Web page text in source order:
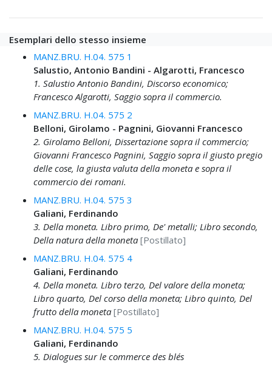
Esemplari dello stesso insieme
MANZ.BRU. H.04. 575 1
Salustio, Antonio Bandini - Algarotti, Francesco
1. Salustio Antonio Bandini, Discorso economico;
Francesco Algarotti, Saggio sopra il commercio.
MANZ.BRU. H.04. 575 2
Belloni, Girolamo - Pagnini, Giovanni Francesco
2. Girolamo Belloni, Dissertazione sopra il commercio;
Giovanni Francesco Pagnini, Saggio sopra il giusto pregio
delle cose, la giusta valuta della moneta e sopra il
commercio dei romani.
MANZ.BRU. H.04. 575 3
Galiani, Ferdinando
3. Della moneta. Libro primo, De' metalli; Libro secondo,
Della natura della moneta [Postillato]
MANZ.BRU. H.04. 575 4
Galiani, Ferdinando
4. Della moneta. Libro terzo, Del valore della moneta;
Libro quarto, Del corso della moneta; Libro quinto, Del
frutto della moneta [Postillato]
MANZ.BRU. H.04. 575 5
Galiani, Ferdinando
5. Dialogues sur le commerce des blés